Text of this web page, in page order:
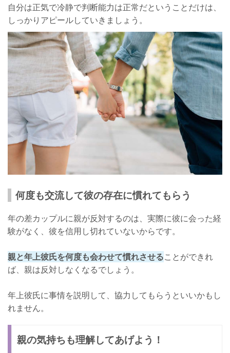
自分は正気で冷静で判断能力は正常だということだけは、
しっかりアピールしていきましょう。
何度も交流して彼の存在に慣れてもらう
年の差カップルに親が反対するのは、実際に彼に会った経
験がなく、彼を信用し切れていないからです。
親と年上彼氏を何度も会わせて慣れさせることができれ
ば、親は反対しなくなるでしょう。
年上彼氏に事情を説明して、協力してもらうといいかもし
れません。
親の気持ちも理解してあげよう！